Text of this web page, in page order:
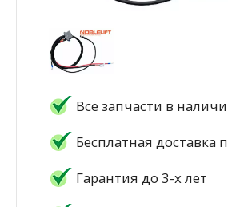
Все запчасти в
Бесплатная доставка
Гарантия до 3-х лет